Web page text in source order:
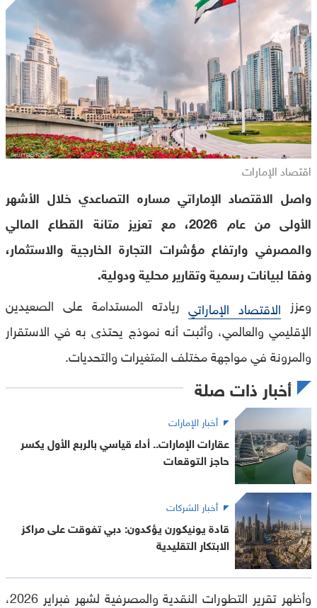
اقتصاد الإمارات
واصل الاقتصاد الإماراتي مساره التصاعدي خلال الأشهر
الأولى من عام 2026، مع تعزيز متانة القطاع المالي
والمصرفي وارتفاع مؤشرات التجارة الخارجية والاستثمار،
وفقا لبيانات رسمية وتقارير محلية ودولية.
وعزز الاقتصاد الإماراتي ريادته المستدامة على الصعيدين
الإقليمي والعالمي، وأثبت أنه نموذج يحتذى به في الاستقرار
والمرونة في مواجهة مختلف المتغيرات والتحديات.
أخبار ذات صلة
أخبار الإمارات
عقارات الإمارات.. أداء قياسي بالربع الأول يكسر
حاجز التوقعات
أخبار الشركات
قادة يونيكورن يؤكدون: دبي تفوقت على مراكز
الابتكار التقليدية
وأظهر تقرير التطورات النقدية والمصرفية لشهر فبراير 2026،